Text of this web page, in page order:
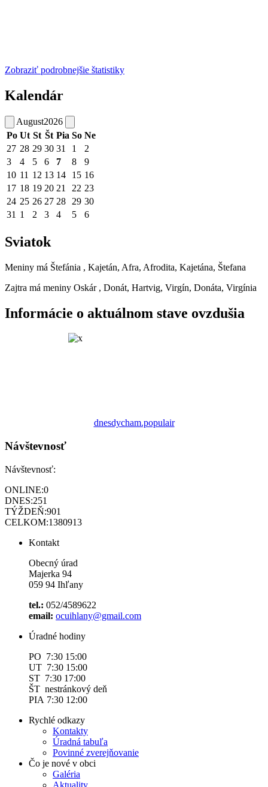
Zobraziť podrobnejšie štatistiky
Kalendár
August2026
Po Ut St Št Pia So Ne
27 28 29 30 31 1
2
3
4 5 6 7 8
9
10 11 12 13 14 15 16
17 18 19 20 21 22 23
24 25 26 27 28 29 30
31 1 2 3 4 5 6
Sviatok
Meniny má Štefánia , Kajetán, Afra, Afrodita, Kajetána, Štefana
Zajtra má meniny Oskár , Donát, Hartvig, Virgín, Donáta, Virgínia
Informácie o aktuálnom stave ovzdušia
dnesdycham.populair
Návštevnosť
Návštevnosť:
ONLINE:0
DNES:251
TÝŽDEŇ:901
CELKOM:1380913
Kontakt
Obecný úrad
Majerka 94
059 94 Ihľany
tel.: 052/4589622
email: ocuihlany@gmail.com
Úradné hodiny
PO 7:30 15:00
UT 7:30 15:00
ST 7:30 17:00
ŠT nestránkový deň
PIA 7:30 12:00
Rychlé odkazy
Kontakty
Úradná tabuľa
Povinné zverejňovanie
Čo je nové v obci
Galéria
Aktuality